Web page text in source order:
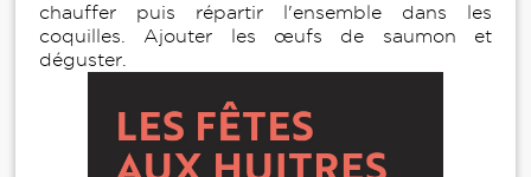
chauffer puis répartir l'ensemble dans les
coquilles. Ajouter les œufs de saumon et
déguster.